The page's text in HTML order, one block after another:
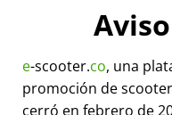
e-scooter.co, una
promoción de
cerró en febrero de